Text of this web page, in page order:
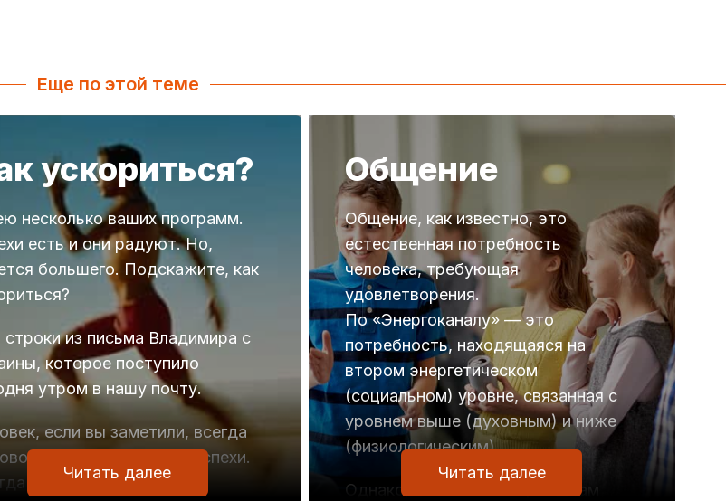
Еще по этой теме
ускориться?
несколько ваших программ.
есть и они радуют. Но,
большего. Подскажите, как
из письма Владимира с
которое поступило
утром в нашу почту.
если вы заметили, всегда
даже если есть успехи.
хочется большего.
Читать далее
Общение
Общение, как известно, это
естественная потребность
человека, требующая
удовлетворения.
По «Энергоканалу» — это
потребность, находящаяся на
втором энергетическом
(социальном) уровне, связанная с
уровнем выше (духовным) и ниже
(физиологическим).
Однако, не всякое общение нам
Читать далее